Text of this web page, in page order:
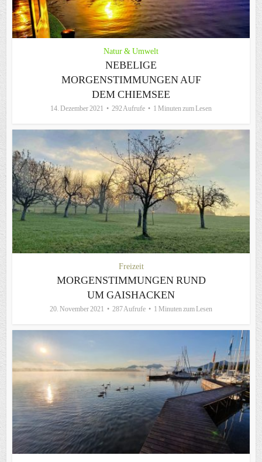
Natur & Umwelt
NEBELIGE
MORGENSTIMMUNGEN AUF
DEM CHIEMSEE
14. Dezember 2021 292 Aufrufe 1 Minuten zum Lesen
Freizeit
MORGENSTIMMUNGEN RUND
UM GAISHACKEN
20. November 2021 287 Aufrufe 1 Minuten zum Lesen